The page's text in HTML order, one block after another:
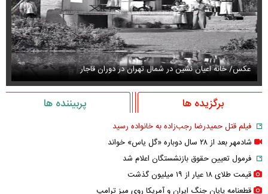
عکس/ خانه اعیان نشین در شمال تهران در دوران قاجار
برگزیده ها پربیننده ها
فیلم قتل حمیدرضا رجب‌زاده به خانواده رسید
شادمهر بعد از ۲۸ سال دوباره «گل یاس» خواند
فرمول تعیین حقوق بازنشستگان اعلام شد
قیمت طلای ۱۸ عیار از ۱۹ میلیون گذشت
قطعنامه پایان جنگ ایران و آمریکا روی میز ترامپ